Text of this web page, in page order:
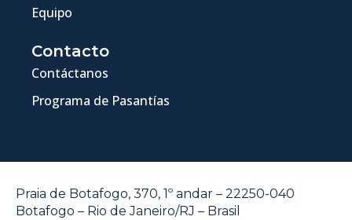
Equipo
Contacto
Contáctanos
Programa de Pasantías
Praia de Botafogo, 370, 1º andar – 22250-040
Botafogo – Rio de Janeiro/RJ – Brasil